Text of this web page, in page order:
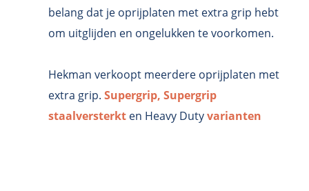
belang dat je oprijplaten met extra grip hebt
om uitglijden en ongelukken te voorkomen.
Hekman verkoopt meerdere oprijplaten met
extra grip. Supergrip, Supergrip
staalversterkt en Heavy Dutyvarianten